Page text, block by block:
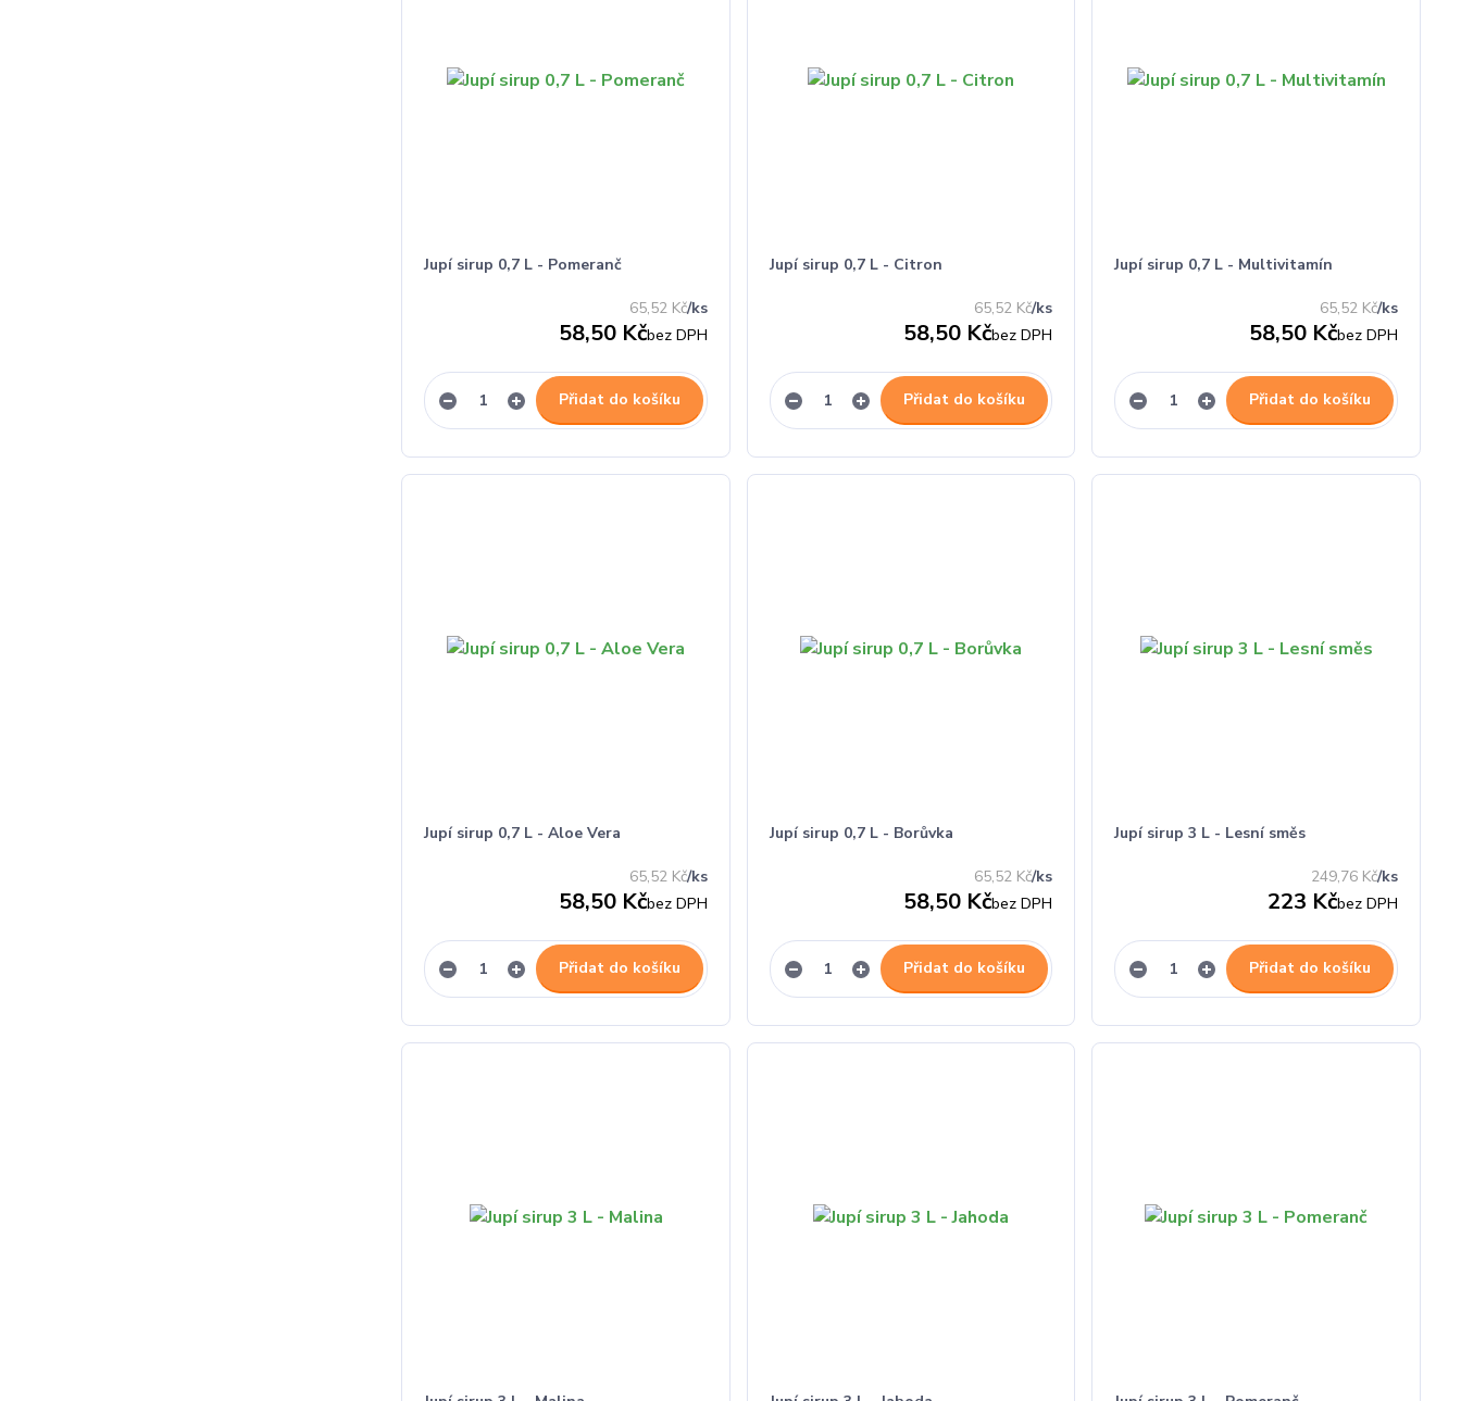
Jupí sirup 0,7 L - Pomeranč
65,52 Kč/ks
58,50 Kčbez DPH
Přidat do košíku
Jupí sirup 0,7 L - Citron
65,52 Kč/ks
58,50 Kčbez DPH
Přidat do košíku
Jupí sirup 0,7 L - Multivitamín
65,52 Kč/ks
58,50 Kčbez DPH
Přidat do košíku
Jupí sirup 0,7 L - Aloe Vera
65,52 Kč/ks
58,50 Kčbez DPH
Přidat do košíku
Jupí sirup 0,7 L - Borůvka
65,52 Kč/ks
58,50 Kčbez DPH
Přidat do košíku
Jupí sirup 3 L - Lesní směs
249,76 Kč/ks
223 Kčbez DPH
Přidat do košíku